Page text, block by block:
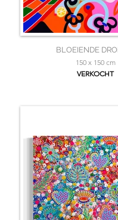
BLOEIENDE
150 x 150 cm
VERKOCHT